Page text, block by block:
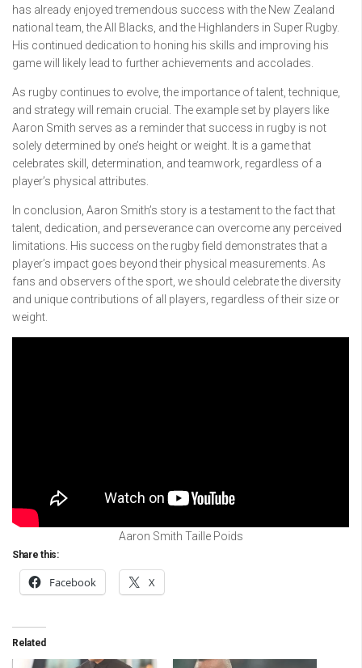
has already enjoyed tremendous success with the New Zealand
national team, the All Blacks, and the Highlanders in Super Rugby.
His continued dedication to honing his skills and improving his
game will likely lead to further achievements and accolades.
As rugby continues to evolve, the importance of talent, technique,
and strategy will remain crucial. The example set by players like
Aaron Smith serves as a reminder that success in rugby is not
solely determined by one’s height or weight. It is a game that
celebrates skill, determination, and teamwork, regardless of a
player’s physical attributes.
In conclusion, Aaron Smith’s story is a testament to the fact that
talent, dedication, and perseverance can overcome any perceived
limitations. His success on the rugby field demonstrates that a
player’s impact goes beyond their physical measurements. As
fans and observers of the sport, we should celebrate the diversity
and unique contributions of all players, regardless of their size or
weight.
Aaron Smith Taille Poids
Share this:
Facebook X
Related